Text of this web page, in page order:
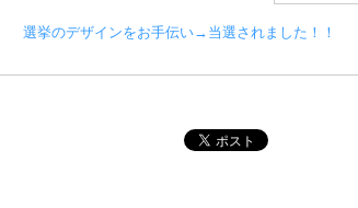
選挙のデザインをお手伝い→当選されました！！